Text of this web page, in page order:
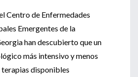
Centro de Enfermedades
Emergentes de la
han descubierto que un
más intensivo y menos
disponibles